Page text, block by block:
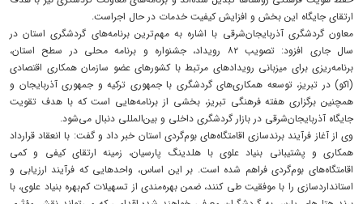
ارتقای جایگاه این بخش و افزایش کیفیت خدمات در حال اجراست.
معاون گردشگری آذربایجان‌شرقی با اشاره به مهم‌ترین برنامه‌های گردشگری استان در
سال جاری افزود: تصویب ۸۲ رویداد، جشنواره و برنامه محلی در سطح استان،
برنامه‌ریزی برای میزبانی رویدادهای مرتبط با کشورهای عضو سازمان همکاری اقتصادی
(اکو) در تبریز، توسعه همکاری‌های گردشگری با جمهوری ترکیه و جمهوری آذربایجان و
همچنین برگزاری هفته فرهنگی تبریز، بخشی از برنامه‌هایی است که با هدف تقویت
جایگاه آذربایجان‌شرقی در بازار گردشگری داخلی و بین‌المللی دنبال می‌شود.
وی از آغاز فرآیند برندسازی اقامتگاه‌های بوم‌گردی استان خبر داد و گفت: با انعقاد قرارداد
همکاری و پشتیبانی بنیاد علوی با هلدینگ پارسیان، زمینه ارتقای کیفی و کمی
اقامتگاه‌های بوم‌گردی فراهم شده است. بر این اساس، واحدهایی که فرآیند ارزیابی و
استانداردسازی را با موفقیت طی کنند، ضمن بهره‌مندی از تسهیلات کم‌بهره بنیاد علوی، با